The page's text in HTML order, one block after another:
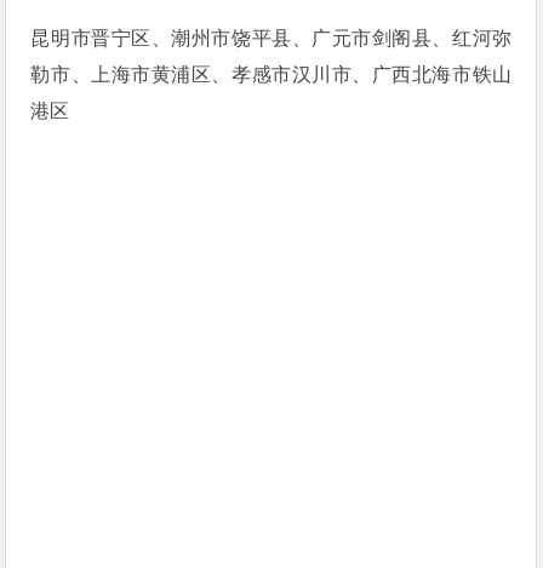
昆明市晋宁区、潮州市饶平县、广元市剑阁县、红河弥
勒市、上海市黄浦区、孝感市汉川市、广西北海市铁山
港区